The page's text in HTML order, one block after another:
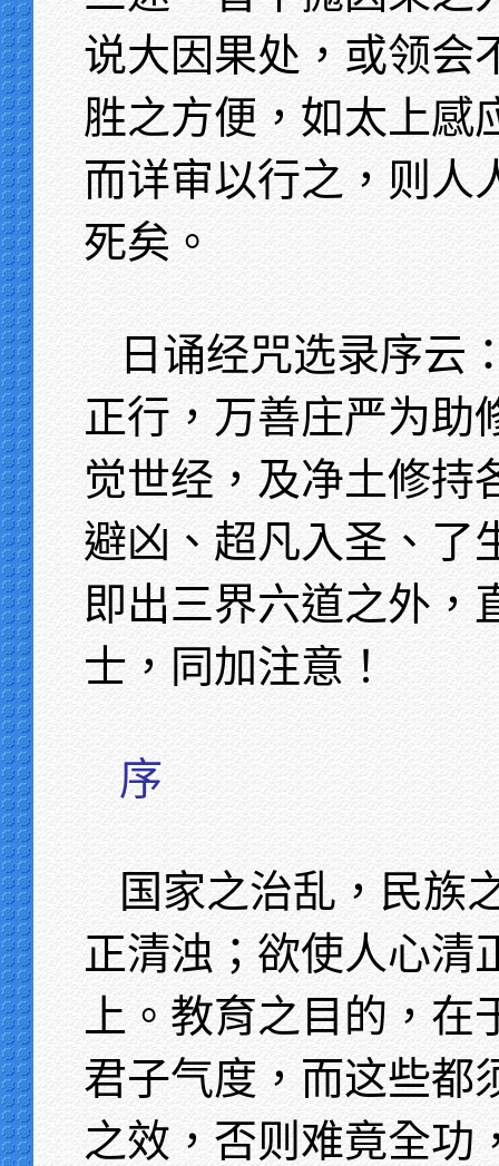
说大因果处，或领会
胜之方便，如太上感
而详审以行之，则人
死矣。
日诵经咒选录序云
正行，万善庄严为助
觉世经，及净土修持
避凶、超凡入圣、了
即出三界六道之外，
士，同加注意！
序
国家之治乱，民族
正清浊；欲使人心清
上。教育之目的，
君子气度，而这些都
之效，否则难竟全功